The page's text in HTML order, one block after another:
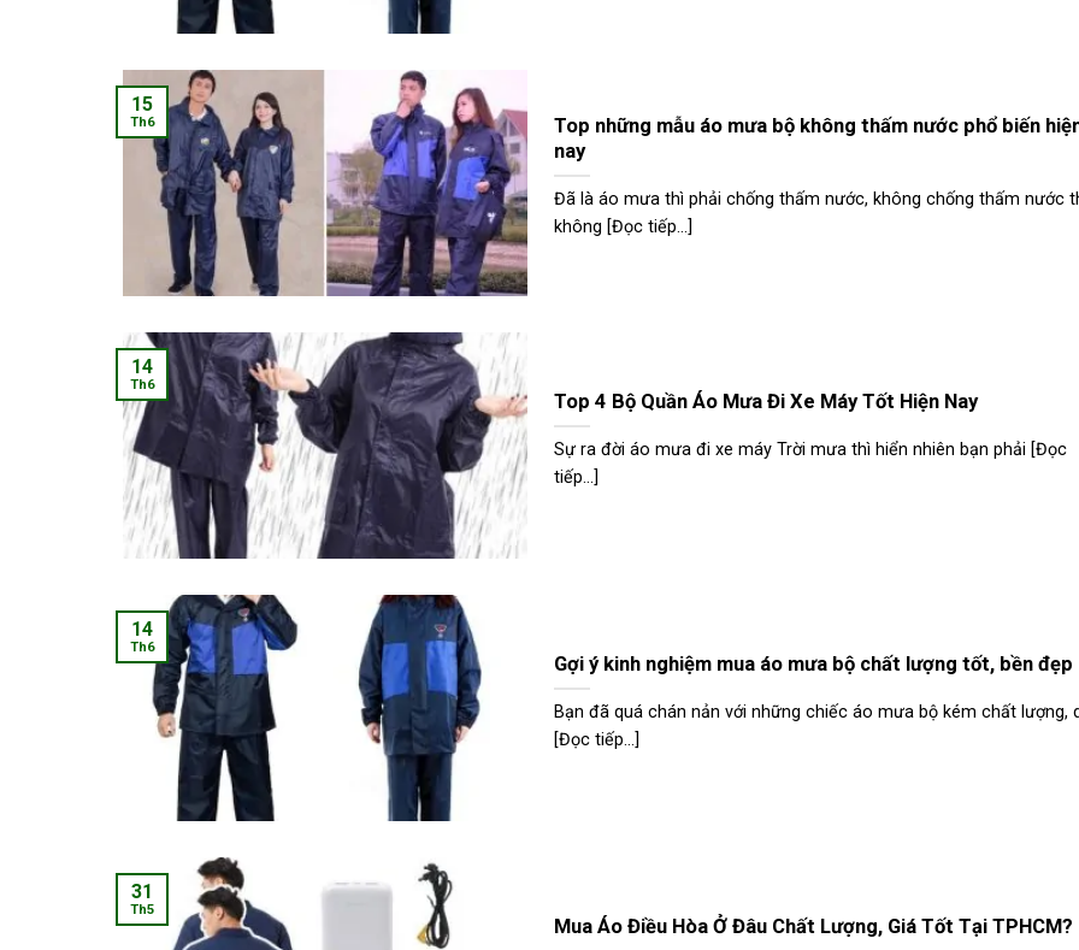
Top những mẫu áo mưa bộ không thấm nước phổ biến
nay
Đã là áo mưa thì phải chống thấm nước, không chống thấm nước
không [Đọc tiếp...]
15
Th6
Top 4 Bộ Quần Áo Mưa Đi Xe Máy Tốt Hiện Nay
Sự ra đời áo mưa đi xe máy Trời mưa thì hiển nhiên bạn phải [Đọc
tiếp...]
14
Th6
Gợi ý kinh nghiệm mua áo mưa bộ chất lượng tốt, bền đẹp
Bạn đã quá chán nản với những chiếc áo mưa bộ kém chất lượng,
[Đọc tiếp...]
14
Th6
Mua Áo Điều Hòa Ở Đâu Chất Lượng, Giá Tốt Tại TPHCM?
31
Th5